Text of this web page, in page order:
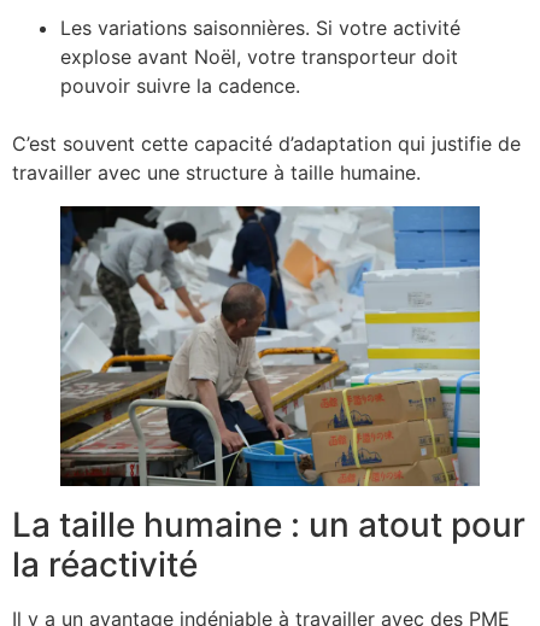
Les variations saisonnières. Si votre activité
explose avant Noël, votre transporteur doit
pouvoir suivre la cadence.
C’est souvent cette capacité d’adaptation qui justifie de
travailler avec une structure à taille humaine.
La taille humaine : un atout pour
la réactivité
Il y a un avantage indéniable à travailler avec des PME